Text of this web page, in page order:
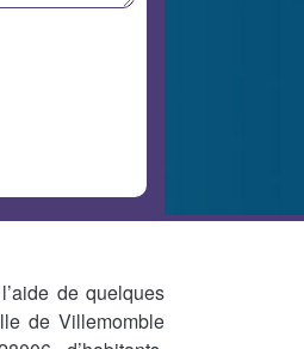
de quelques
de Villemomble